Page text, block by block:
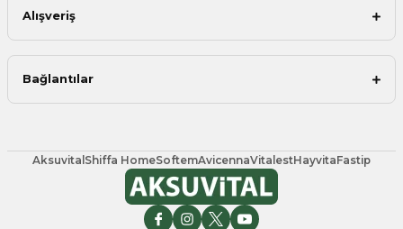
Alışveriş
Bağlantılar
AksuvitalShiffa HomeSoftemAvicennaVitalestHayvitaFastip